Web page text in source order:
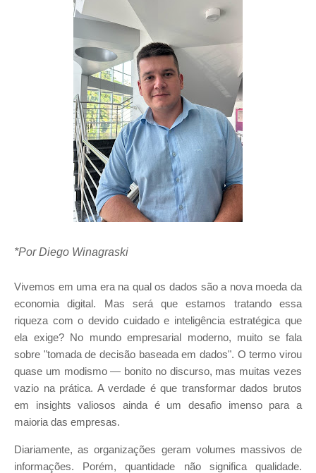
*Por Diego Winagraski
Vivemos em uma era na qual os dados são a nova moeda da
economia digital. Mas será que estamos tratando essa
riqueza com o devido cuidado e inteligência estratégica que
ela exige? No mundo empresarial moderno, muito se fala
sobre "tomada de decisão baseada em dados". O termo virou
quase um modismo — bonito no discurso, mas muitas vezes
vazio na prática. A verdade é que transformar dados brutos
em insights valiosos ainda é um desafio imenso para a
maioria das empresas.
Diariamente, as organizações geram volumes massivos de
informações. Porém, quantidade não significa qualidade.